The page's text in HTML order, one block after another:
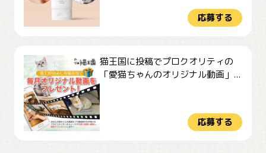
応募する
猫王国に投稿でプロクオリティの
「愛猫ちゃんのオリジナル動画」...
応募する